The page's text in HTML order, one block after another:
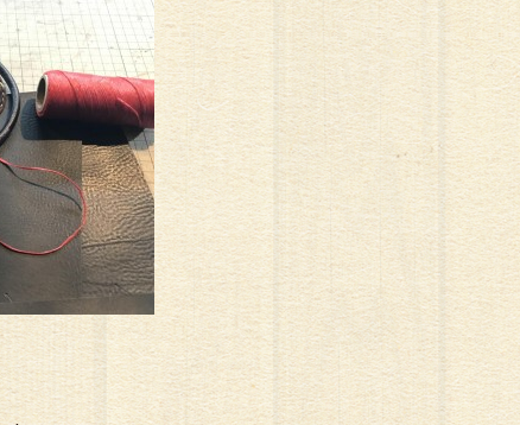
インケース#バッグ#ハーレー#shovel-
リー#バングル#フェザー#指輪#cafe#コーヒ
ォレット#スイーツ